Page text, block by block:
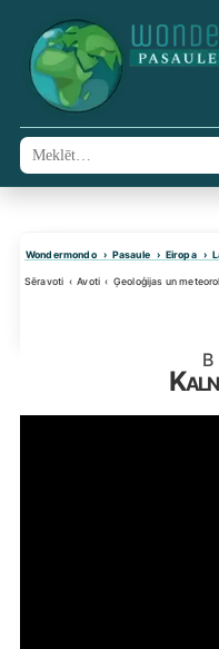
content
Meklēt:
Wondermondo Pasaule Eiropa
Sēravoti Avoti Ģeoloģijas un